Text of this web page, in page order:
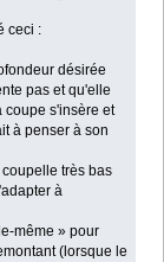
ceci :
désirée
pas et qu'elle
coupe s'insère et
à penser à son
très bas
à
même » pour
(lorsque le